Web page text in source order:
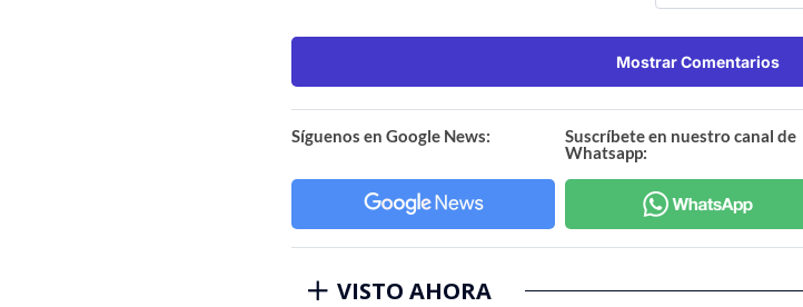
Mostrar Comentarios
Síguenos en Google News:
Suscríbete en nuestro canal de
Whatsapp:
VISTO AHORA